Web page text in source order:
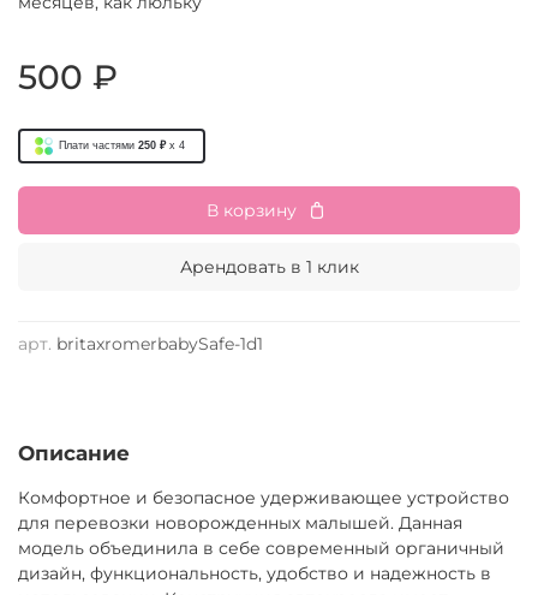
арт. britaxromerbabySafe-1d1
500 ₽
Плати частями 250 ₽ x 4
В корзину
Арендовать в 1 клик
Описание
Комфортное и безопасное удерживающее устройство
для перевозки новорожденных малышей. Данная
модель объединила в себе современный органичный
дизайн, функциональность, удобство и надежность в